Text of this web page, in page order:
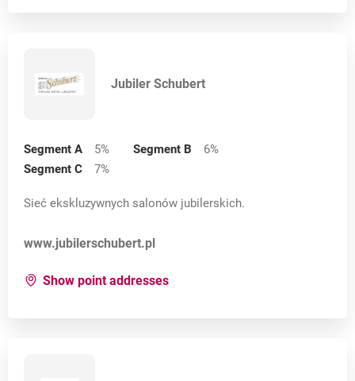
Jubiler Schubert
Segment A 5% Segment B 6%
Segment C
7%
Sieć ekskluzywnych salonów jubilerskich.
Opens in a new card
www.jubilerschubert.pl
Show point addressesfor: